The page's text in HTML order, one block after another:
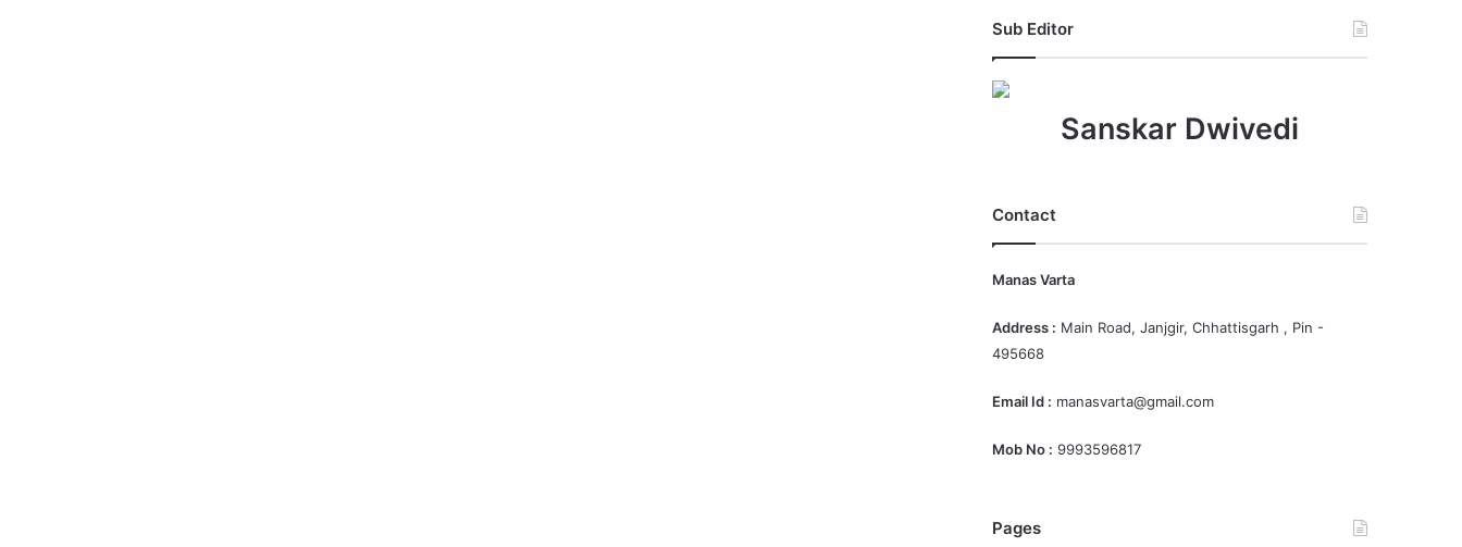
Sub Editor
Sanskar Dwivedi
Contact
Manas Varta
Address : Main Road, Janjgir, Chhattisgarh , Pin -
495668
Email Id : manasvarta@gmail.com
Mob No : 9993596817
Pages